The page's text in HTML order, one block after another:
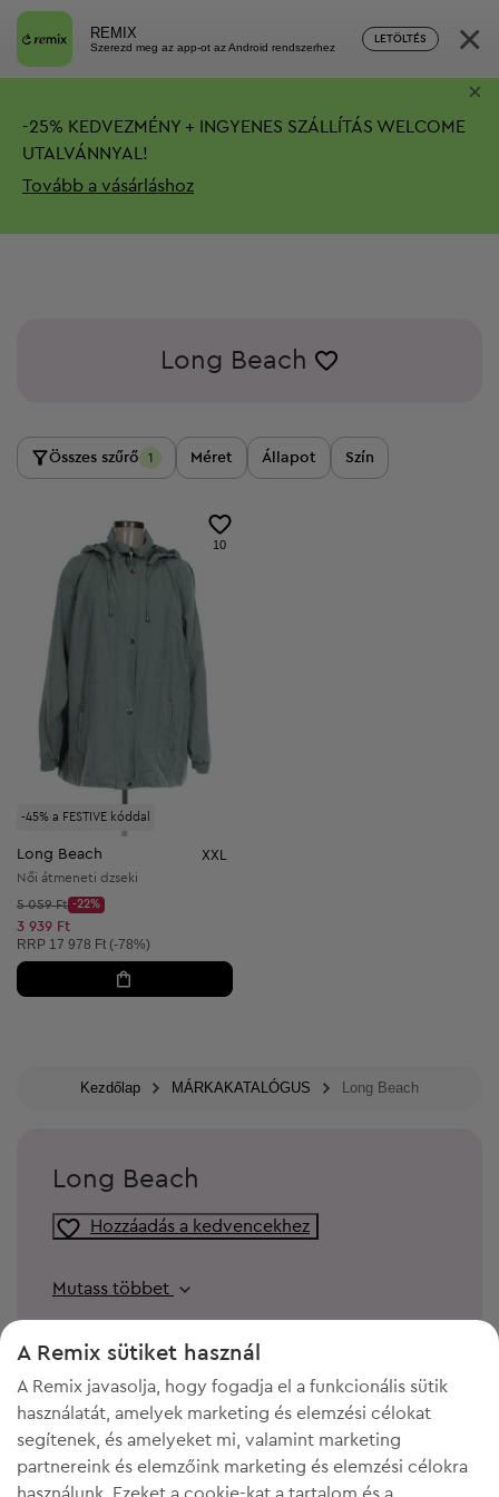
REMIX
Szerezd meg az app-ot az Android rendszerhez
LETÖLTÉS ×
-25% KEDVEZMÉNY + INGYENES SZÁLLÍTÁS WELCOME
UTALVÁNNYAL!
Tovább a vásárláshoz
×
Long Beach
Összes szűrő 1 Méret Állapot Szín
-45% a FESTIVE kóddal
10
Long Beach XXL
Női átmeneti dzseki
Kezdő ár:
5 059 Ft
Discount Price:
-22%
Csökkentett ár:
3 939 Ft
Ajánlott ár:
RRP 17 978 Ft (-78%)
Kezdőlap MÁRKAKATALÓGUS Long Beach
Long Beach
Hozzáadás a kedvencekhez
Mutass többet
A Remix sütiket használ
A Remix javasolja, hogy fogadja el a funkcionális sütik
használatát, amelyek marketing és elemzési célokat
segítenek, és amelyeket mi, valamint marketing
partnereink és elemzőink marketing és elemzési célokra